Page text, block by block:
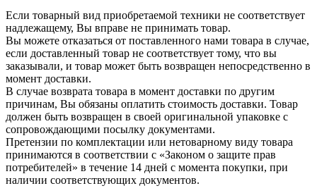
Если товарный вид приобретаемой техники не соответствует
надлежащему, Вы вправе не принимать товар.
Вы можете отказаться от поставленного нами товара в случае,
если доставленный товар не соответствует тому, что вы
заказывали, и товар может быть возвращен непосредственно в
момент доставки.
В случае возврата товара в момент доставки по другим
причинам, Вы обязаны оплатить стоимость доставки. Товар
должен быть возвращен в своей оригинальной упаковке с
сопровождающими посылку документами.
Претензии по комплектации или нетоварному виду товара
принимаются в соответствии с «Законом о защите прав
потребителей» в течение 14 дней с момента покупки, при
наличии соответствующих документов.